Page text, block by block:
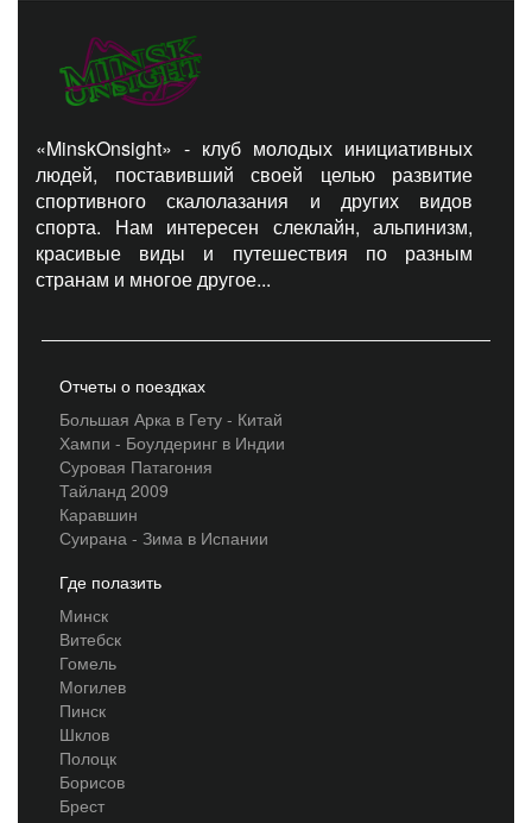
«MinskOnsight» - клуб молодых инициативных
людей, поставивший своей целью развитие
спортивного скалолазания и других видов
спорта. Нам интересен слеклайн, альпинизм,
красивые виды и путешествия по разным
странам и многое другое...
Отчеты о поездках
Большая Арка в Гету - Китай
Хампи - Боулдеринг в Индии
Суровая Патагония
Тайланд 2009
Каравшин
Суирана - Зима в Испании
Где полазить
Минск
Витебск
Гомель
Могилев
Пинск
Шклов
Полоцк
Борисов
Брест